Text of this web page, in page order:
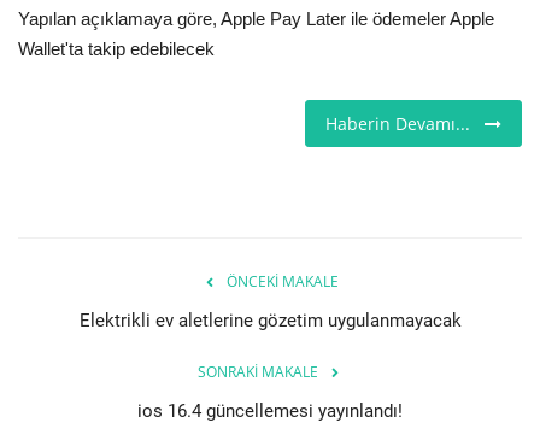
Firma Rehberi
Hakkımızda
Yapılan açıklamaya göre, Apple Pay Later ile ödemeler Apple
Wallet'ta takip edebilecek
Haberin Devamı...
ÖNCEKI MAKALE
Elektrikli ev aletlerine gözetim uygulanmayacak
SONRAKI MAKALE
ios 16.4 güncellemesi yayınlandı!